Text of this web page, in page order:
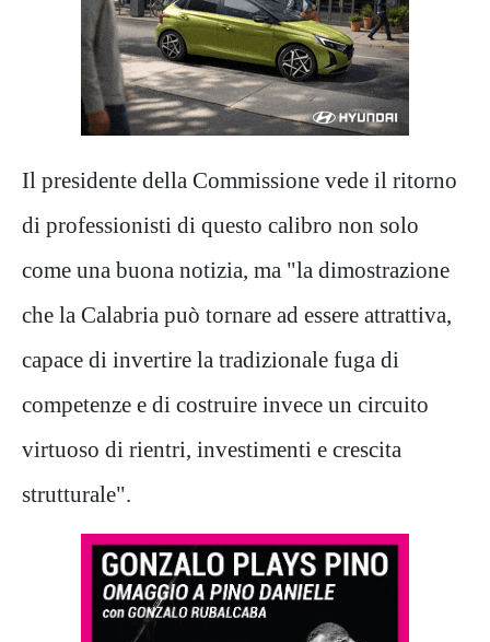
Il presidente della Commissione vede il ritorno
di professionisti di questo calibro non solo
come una buona notizia, ma "la dimostrazione
che la Calabria può tornare ad essere attrattiva,
capace di invertire la tradizionale fuga di
competenze e di costruire invece un circuito
virtuoso di rientri, investimenti e crescita
strutturale".